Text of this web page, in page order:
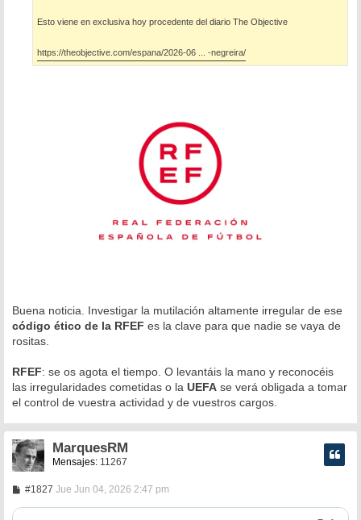
Esto viene en exclusiva hoy procedente del diario The Objective
https://theobjective.com/espana/2026-06 ... -negreira/
Buena noticia. Investigar la mutilación altamente irregular de ese
código ético de la RFEF es la clave para que nadie se vaya de
rositas.
RFEF: se os agota el tiempo. O levantáis la mano y reconocéis
las irregularidades cometidas o la UEFA se verá obligada a tomar
el control de vuestra actividad y de vuestros cargos.
MarquesRM
Mensajes: 11267
#1827M
n
Jue Jun 04, 2026 2:47 pm